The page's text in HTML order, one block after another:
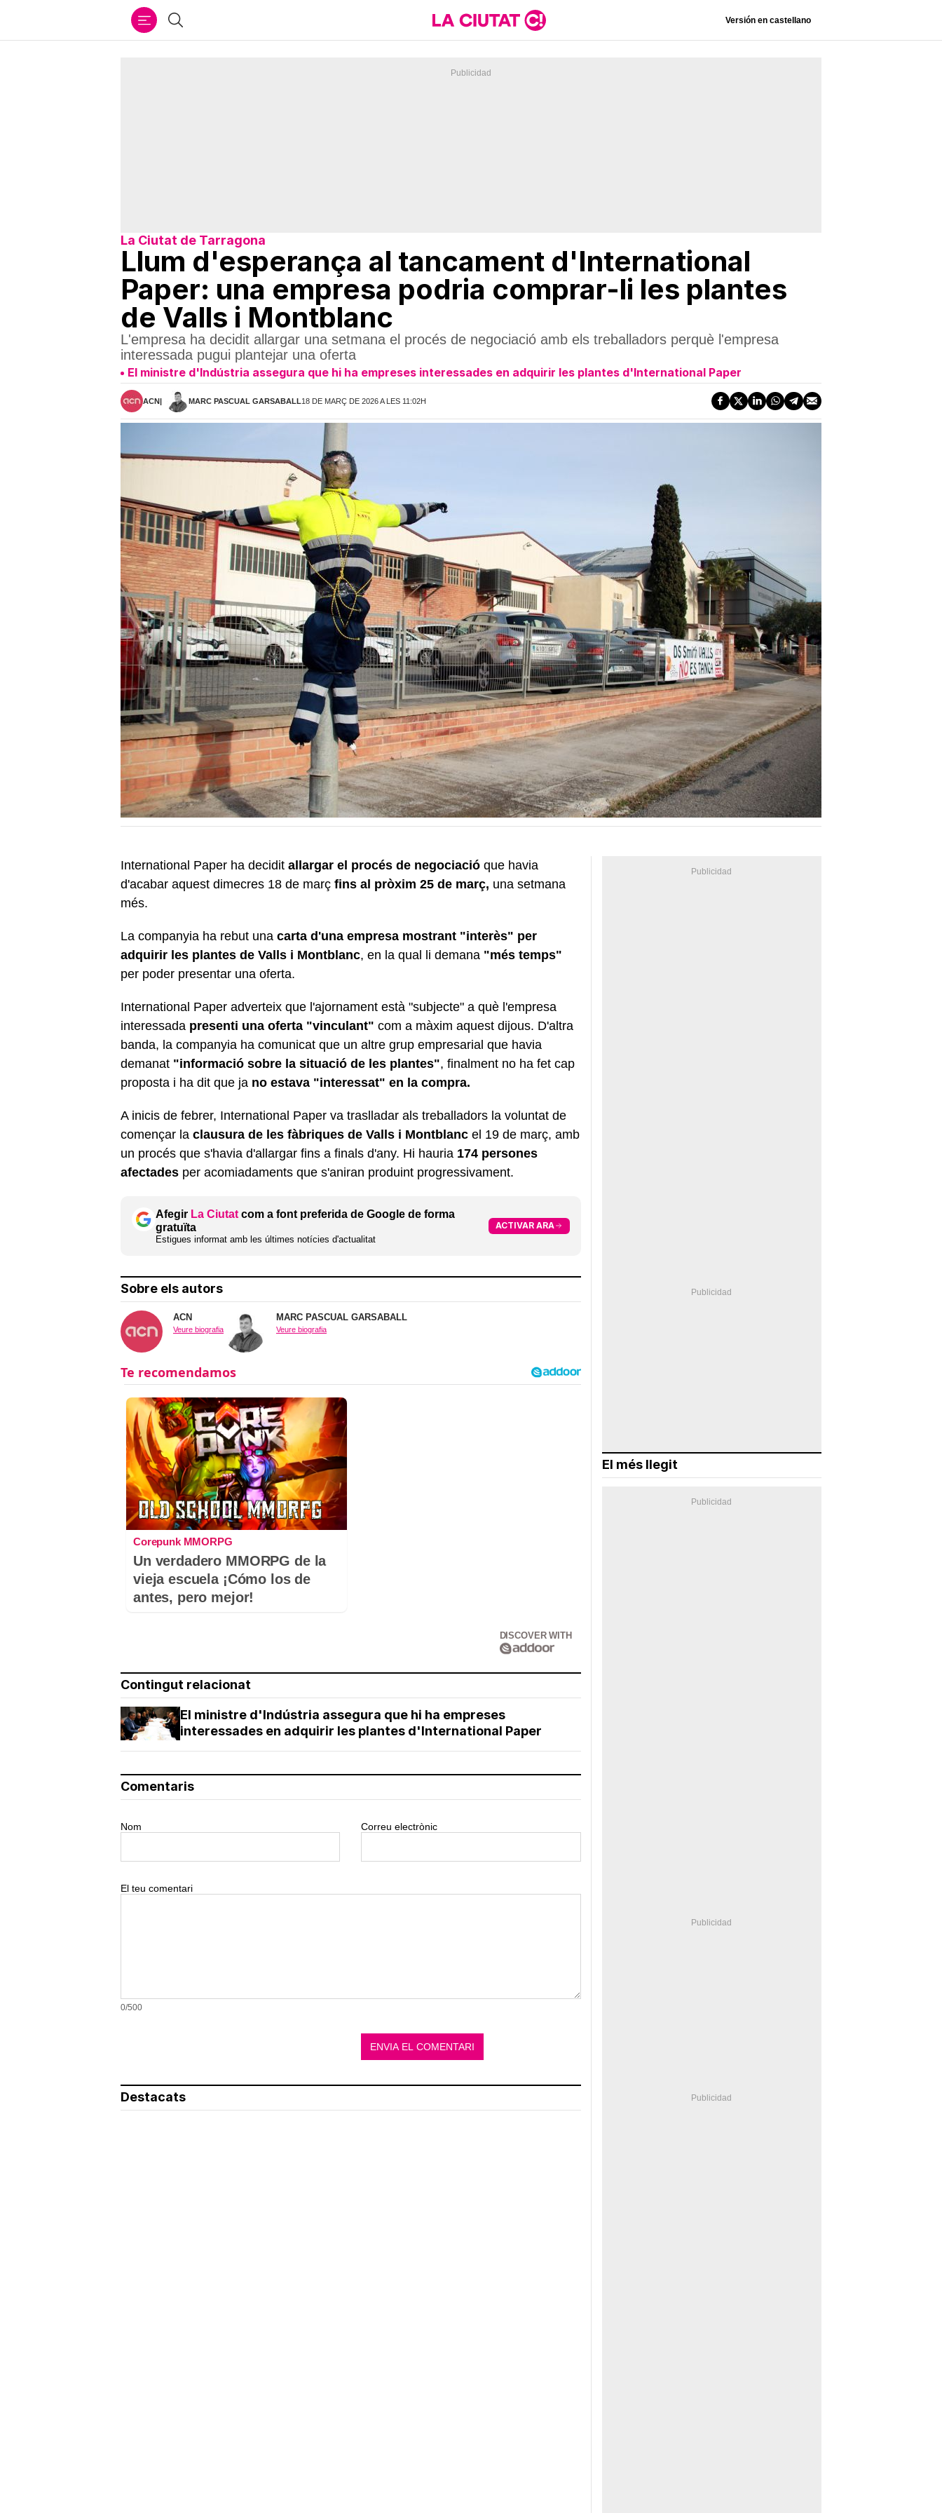
Cercar Versión en castellano
La Ciutat de Tarragona
Llum d'esperança al tancament d'International
Paper: una empresa podria comprar-li les plantes
de Valls i Montblanc
L'empresa ha decidit allargar una setmana el procés de negociació amb els treballadors perquè l'empresa
interessada pugui plantejar una oferta
El ministre d'Indústria assegura que hi ha empreses interessades en adquirir les plantes d'International Paper
ACN MARC PASCUAL GARSABALL18 DE MARÇ DE 2026 A LES 11:02H
International Paper ha decidit allargar el procés de negociació que havia
d'acabar aquest dimecres 18 de març fins al pròxim 25 de març, una setmana
més.
La companyia ha rebut una carta d'una empresa mostrant "interès" per
adquirir les plantes de Valls i Montblanc, en la qual li demana "més temps"
per poder presentar una oferta.
International Paper adverteix que l'ajornament està "subjecte" a què l'empresa
interessada presenti una oferta "vinculant" com a màxim aquest dijous. D'altra
banda, la companyia ha comunicat que un altre grup empresarial que havia
demanat "informació sobre la situació de les plantes", finalment no ha fet cap
proposta i ha dit que ja no estava "interessat" en la compra.
A inicis de febrer, International Paper va traslladar als treballadors la voluntat de
començar la clausura de les fàbriques de Valls i Montblanc el 19 de març, amb
un procés que s'havia d'allargar fins a finals d'any. Hi hauria 174 persones
afectades per acomiadaments que s'aniran produint progressivament.
Afegir La Ciutat com a font preferida de Google de forma
gratuïta
Estigues informat amb les últimes notícies d'actualitat
ACTIVAR ARA
Sobre els autors
ACN
Veure biografia
MARC PASCUAL GARSABALL
Veure biografia
Corepunk MMORPG
Un verdadero MMORPG de la
vieja escuela ¡Cómo los de
antes, pero mejor!
DISCOVER WITH
Contingut relacionat
El ministre d'Indústria assegura que hi ha empreses
interessades en adquirir les plantes d'International Paper
Comentaris
Nom Correu electrònic
El teu comentari
0/500
Destacats
El més llegit